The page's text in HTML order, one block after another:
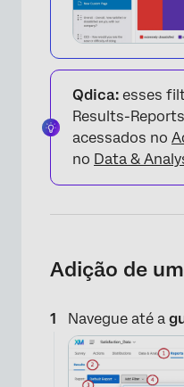
Qdica: esses
Results-
acessados no
no Data &
Adição de
Navegue até a